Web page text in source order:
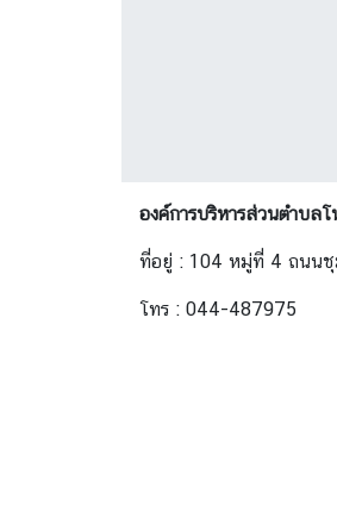
องค์การบริหารส่วนตำบล
ที่อยู่ : 104 หมู่ที่ 4 ถนนชุ
โทร : 044-487975